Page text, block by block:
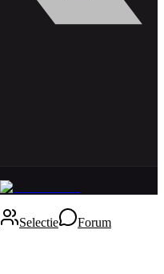
Selectie Forum